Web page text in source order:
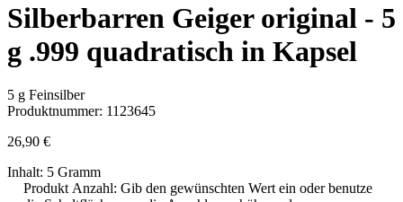
Silberbarren Geiger original - 5
g .999 quadratisch in Kapsel
5 g Feinsilber
Produktnummer: 1123645
26,90 €
Inhalt: 5 Gramm
Produkt Anzahl: Gib den gewünschten Wert ein oder benutze